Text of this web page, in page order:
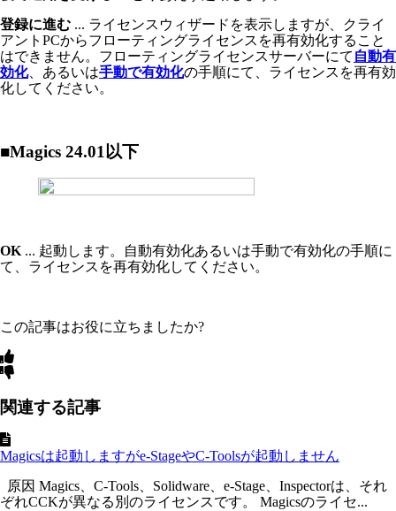
登録に進む ... ライセンスウィザードを表示しますが、クライ
アントPCからフローティングライセンスを再有効化すること
はできません。フローティングライセンスサーバーにて 自動有
効化、あるいは手動で有効化の手順にて、ライセンスを再有効
化してください。
■Magics 24.01以下
OK ... 起動します。自動有効化あるいは手動で有効化の手順に
て、ライセンスを再有効化してください。
この記事はお役に立ちましたか?
関連する記事
Magicsは起動しますがe-StageやC-Toolsが起動しません
原因 Magics、C-Tools、Solidware、e-Stage、Inspectorは、それ
ぞれCCKが異なる別のライセンスです。 Magicsのライセ...